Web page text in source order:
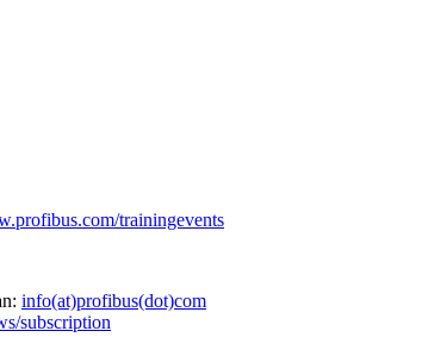
trainingevents
info(at)profibus(dot)com
subscription